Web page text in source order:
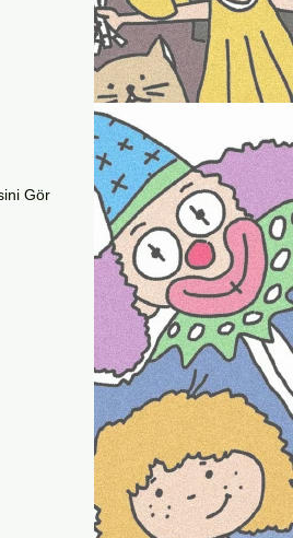
Gör